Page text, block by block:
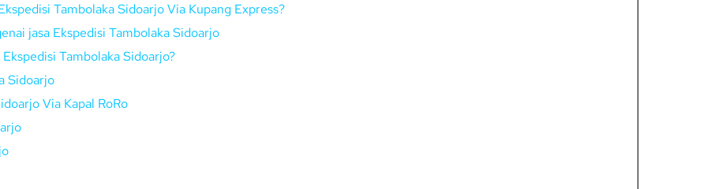
Tambolaka Sidoarjo Via Kupang Express?
jasa Ekspedisi Tambolaka Sidoarjo
Tambolaka Sidoarjo?
Sidoarjo
Via Kapal RoRo